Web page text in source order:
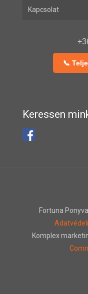
Kapcsolat
📞
Keressen
Fortuna
Komplex